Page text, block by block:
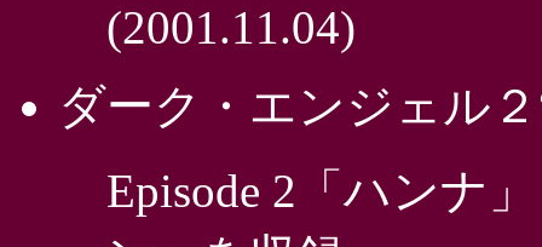
(2001.11.04)
ダーク・エンジェル
Episode 2「ハンナ